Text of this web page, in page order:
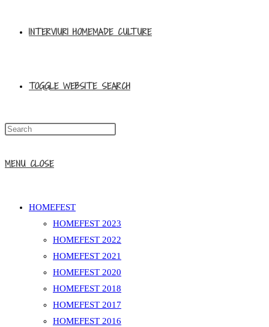
INTERVIURI HOMEMADE CULTURE
TOGGLE WEBSITE SEARCH
MENU CLOSE
HOMEFEST
HOMEFEST 2023
HOMEFEST 2022
HOMEFEST 2021
HOMEFEST 2020
HOMEFEST 2018
HOMEFEST 2017
HOMEFEST 2016